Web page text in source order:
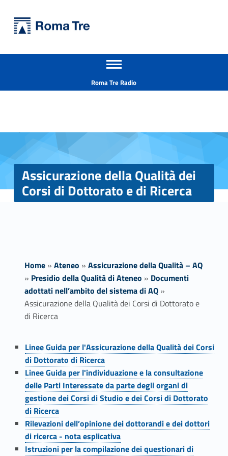
Assicurazione della Qualità dei Corsi di Dottorato e di Ricerca - Università Roma Tre
Apri il menu secondario
Roma Tre Radio
Assicurazione della Qualità dei
Corsi di Dottorato e di Ricerca
Home» Ateneo » Assicurazione della Qualità – AQ
» Presidio della Qualità di Ateneo » Documenti
adottati nell’ambito del sistema di AQ»
Assicurazione della Qualità dei Corsi di Dottorato e
di Ricerca
A
s
c
Link identifier #identifier__187324-1Linee Guida per l'Assicurazione della Qualità dei Corsi
di Dottorato di Ricerca
Link identifier #identifier__14894-2
Linee Guida per l'individuazione e la consultazione
delle Parti Interessate da parte degli organi di
gestione dei Corsi di Studio e dei Corsi di Dottorato
di Ricerca
Link identifier #identifier__47942-3
Rilevazioni dell’opinione dei dottorandi e dei dottori
di ricerca - nota esplicativa
Link identifier #identifier__31394-4
Istruzioni per la compilazione dei questionari di